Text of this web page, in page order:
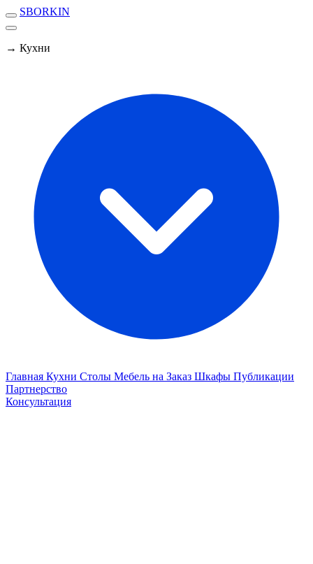
SBORKIN
→ Кухни
Главная Кухни Столы Мебель на Заказ Шкафы Публикации
Партнерство
Консультация